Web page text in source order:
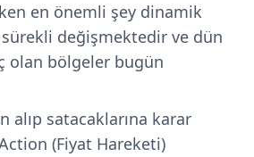
en önemli şey dinamik
sürekli değişmektedir ve dün
olan bölgeler bugün
alıp satacaklarına karar
(Fiyat Hareketi)